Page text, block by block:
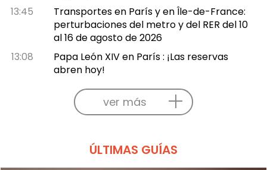
13:45
Transportes en París y en Île-de-France:
perturbaciones del metro y del RER del 10
al 16 de agosto de 2026
13:08
Papa León XIV en París : ¡Las reservas
abren hoy!
ver más
ÚLTIMAS GUÍAS